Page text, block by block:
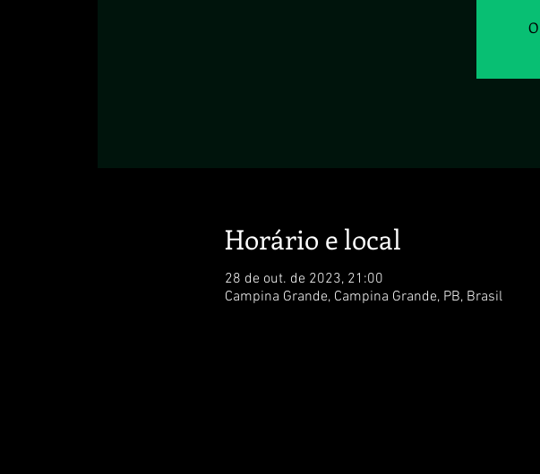
Horário e local
28 de out. de 2023, 21:00
Campina Grande, Campina Grande, PB, Brasil